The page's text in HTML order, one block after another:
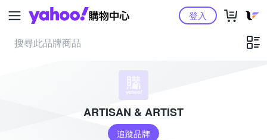
Yahoo購物中心登入
ARTISAN & ARTIST
追蹤品牌